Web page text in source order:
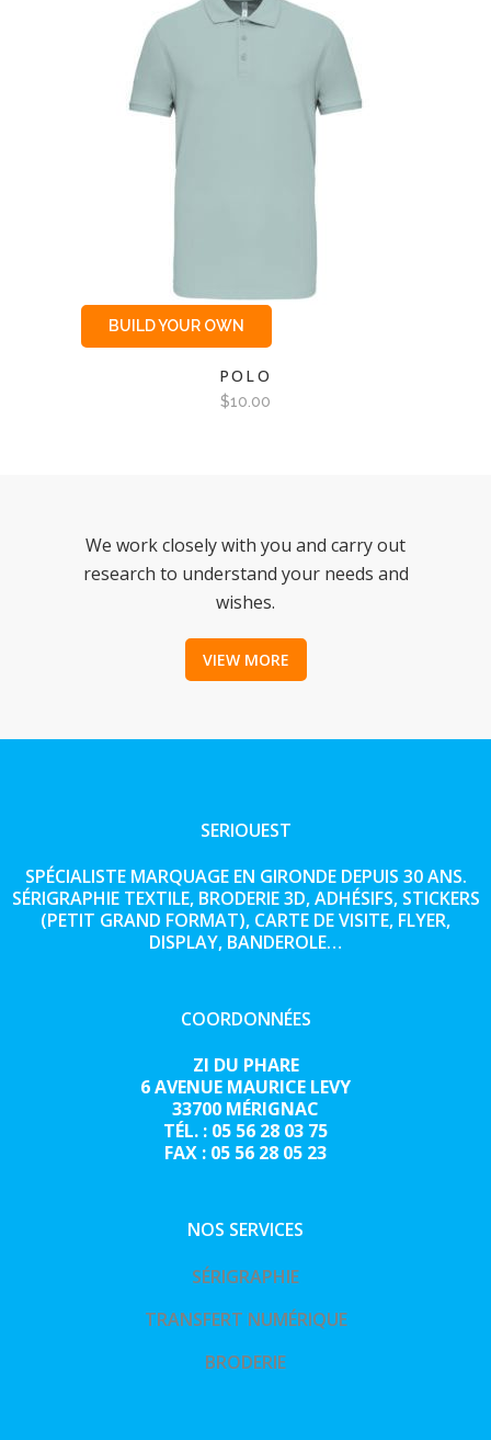
BUILD YOUR OWN
POLO
$10.00
We work closely with you and carry out
research to understand your needs and
wishes.
VIEW MORE
SERIOUEST
SPÉCIALISTE MARQUAGE EN GIRONDE DEPUIS 30 ANS.
SÉRIGRAPHIE TEXTILE, BRODERIE 3D, ADHÉSIFS, STICKERS
(PETIT GRAND FORMAT), CARTE DE VISITE, FLYER,
DISPLAY, BANDEROLE…
COORDONNÉES
ZI DU PHARE
6 AVENUE MAURICE LEVY
33700 MÉRIGNAC
TÉL. : 05 56 28 03 75
FAX : 05 56 28 05 23
NOS SERVICES
SÉRIGRAPHIE
TRANSFERT NUMÉRIQUE
BRODERIE